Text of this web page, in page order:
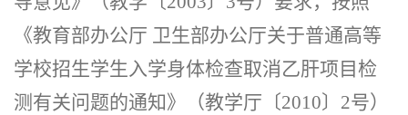
《教育部办公厅 卫生部办公厅关于普通高等
学校招生学生入学身体检查取消乙肝项目检
测有关问题的通知》（教学厅〔2010〕2号）